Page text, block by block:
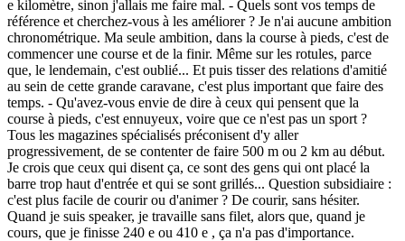
e kilomètre, sinon j'allais me faire mal. - Quels sont vos temps de
référence et cherchez-vous à les améliorer ? Je n'ai aucune ambition
chronométrique. Ma seule ambition, dans la course à pieds, c'est de
commencer une course et de la finir. Même sur les rotules, parce
que, le lendemain, c'est oublié... Et puis tisser des relations d'amitié
au sein de cette grande caravane, c'est plus important que faire des
temps. - Qu'avez-vous envie de dire à ceux qui pensent que la
course à pieds, c'est ennuyeux, voire que ce n'est pas un sport ?
Tous les magazines spécialisés préconisent d'y aller
progressivement, de se contenter de faire 500 m ou 2 km au début.
Je crois que ceux qui disent ça, ce sont des gens qui ont placé la
barre trop haut d'entrée et qui se sont grillés... Question subsidiaire :
c'est plus facile de courir ou d'animer ? De courir, sans hésiter.
Quand je suis speaker, je travaille sans filet, alors que, quand je
cours, que je finisse 240 e ou 410 e , ça n'a pas d'importance.